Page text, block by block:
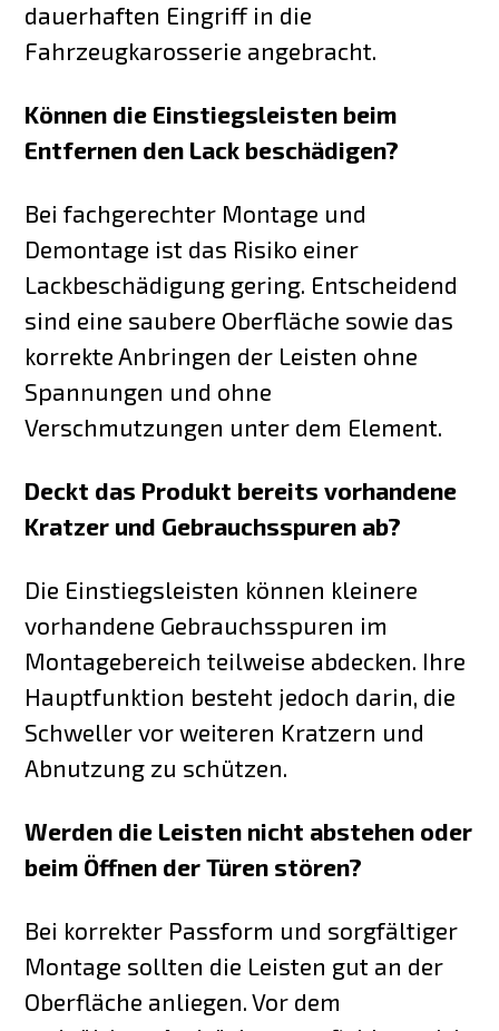
dauerhaften Eingriff in die
Fahrzeugkarosserie angebracht.
Können die Einstiegsleisten beim
Entfernen den Lack beschädigen?
Bei fachgerechter Montage und
Demontage ist das Risiko einer
Lackbeschädigung gering. Entscheidend
sind eine saubere Oberfläche sowie das
korrekte Anbringen der Leisten ohne
Spannungen und ohne
Verschmutzungen unter dem Element.
Deckt das Produkt bereits vorhandene
Kratzer und Gebrauchsspuren ab?
Die Einstiegsleisten können kleinere
vorhandene Gebrauchsspuren im
Montagebereich teilweise abdecken. Ihre
Hauptfunktion besteht jedoch darin, die
Schweller vor weiteren Kratzern und
Abnutzung zu schützen.
Werden die Leisten nicht abstehen oder
beim Öffnen der Türen stören?
Bei korrekter Passform und sorgfältiger
Montage sollten die Leisten gut an der
Oberfläche anliegen. Vor dem